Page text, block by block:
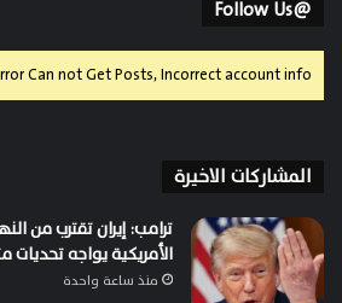
@Follow Us
Can not Get Posts, Incorrect account info.
المشاركات الاخيرة
ترامب: إيران تقترب من
الأمريكية يواجه تحديات
منذ ساعة واحدة